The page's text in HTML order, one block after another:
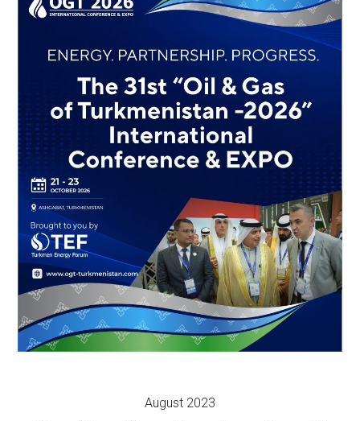
August 2023